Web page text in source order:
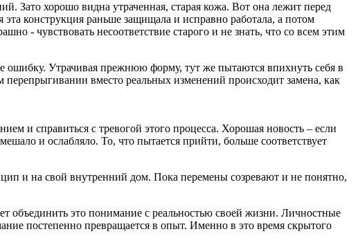
Зато хорошо видна утраченная, старая кожа. Вот она лежит перед
эта конструкция раньше защищала и исправно работала, а потом
- чувствовать несоответствие старого и не знать, что со всем этим
ошибку. Утрачивая прежнюю форму, тут же пытаются впихнуть себя в
вместо реальных изменений происходит замена, как
и справиться с тревогой этого процесса. Хорошая новость – если
и ослабляло. То, что пытается прийти, больше соответствует
и на свой внутренний дом. Пока перемены созревают и не понятно,
объединить это понимание с реальностью своей жизни. Личностные
постепенно превращается в опыт. Именно в это время скрытого